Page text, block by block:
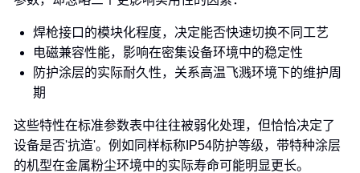
焊枪接口的模块化程度，决定能否快速切换不同工艺
电磁兼容性能，影响在密集设备环境中的稳定性
防护涂层的实际耐久性，关系高温飞溅环境下的维护周
期
这些特性在标准参数表中往往被弱化处理，但恰恰决定了
设备是否'抗造'。例如同样标称IP54防护等级，带特种涂层
的机型在金属粉尘环境中的实际寿命可能明显更长。